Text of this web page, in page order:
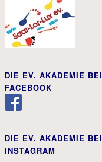
DIE EV. AKADEMIE BEI
FACEBOOK
DIE EV. AKADEMIE BEI
INSTAGRAM